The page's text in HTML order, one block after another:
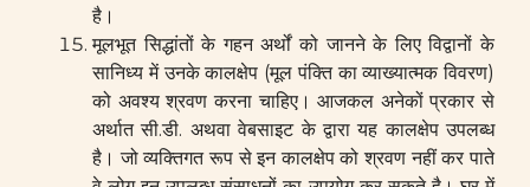
है।
मूलभूत सिद्धांतों के गहन अर्थों को जानने के लिए विद्वानों के
सानिध्य में उनके कालक्षेप (मूल पंक्ति का व्याख्यात्मक विवरण)
को अवश्य श्रवण करना चाहिए। आजकल अनेकों प्रकार से
अर्थात सी.डी. अथवा वेबसाइट के द्वारा यह कालक्षेप उपलब्ध
है। जो व्यक्तिगत रूप से इन कालक्षेप को श्रवण नहीं कर पाते